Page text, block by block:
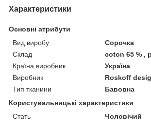
Характеристики
Основні атрибути
Вид виробу
Сорочка
Склад
coton 65 % ,
Країна виробник
Україна
Виробник
Roskoff
Тип тканини
Бавовна
Користувальницькі характеристики
Стать
Чоловічий